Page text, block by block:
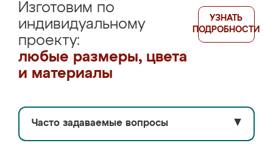
Изготовим по
индивидуальному
проекту:
любые размеры, цвета
и материалы
УЗНАТЬ
ПОДРОБНОСТИ
Часто задаваемые вопросы ▼